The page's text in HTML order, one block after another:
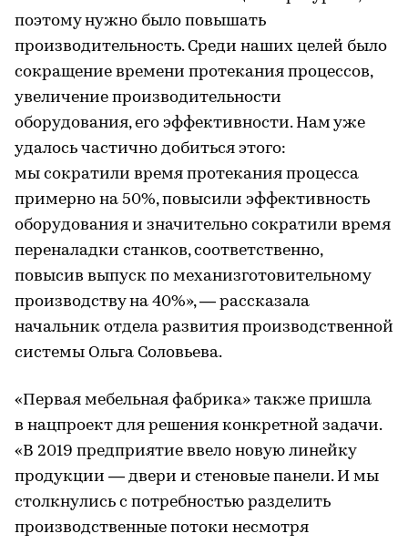
поэтому нужно было повышать
производительность. Среди наших целей было
сокращение времени протекания процессов,
увеличение производительности
оборудования, его эффективности. Нам уже
удалось частично добиться этого:
мы сократили время протекания процесса
примерно на 50%, повысили эффективность
оборудования и значительно сократили время
переналадки станков, соответственно,
повысив выпуск по механизготовительному
производству на 40%», — рассказала
начальник отдела развития производственной
системы Ольга Соловьева.
«Первая мебельная фабрика» также пришла
в нацпроект для решения конкретной задачи.
«В 2019 предприятие ввело новую линейку
продукции — двери и стеновые панели. И мы
столкнулись с потребностью разделить
производственные потоки несмотря